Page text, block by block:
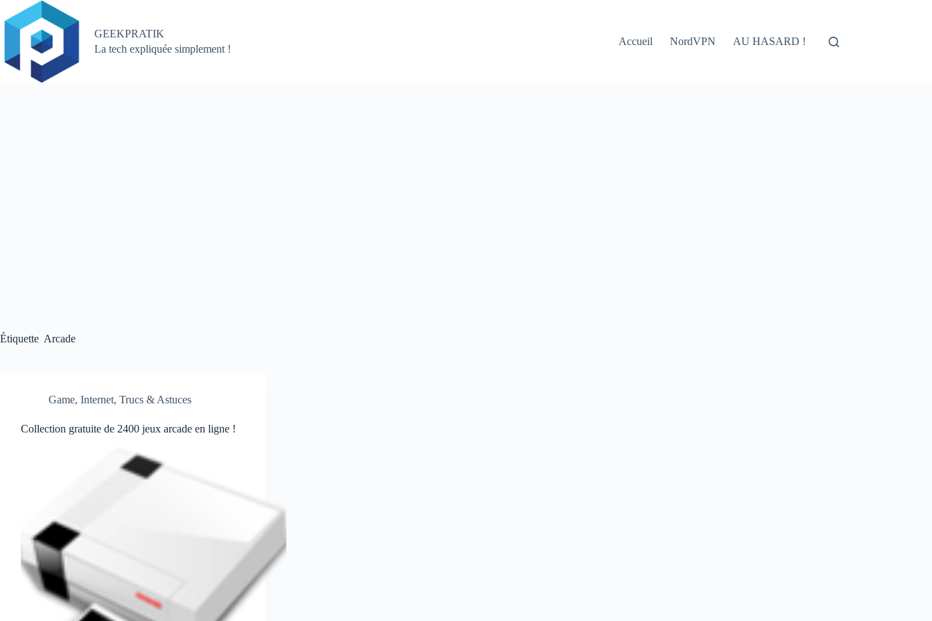
au
contenu
GEEKPRATIK
La tech expliquée simplement !
Accueil NordVPN AU HASARD !
Étiquette Arcade
Game, Internet, Trucs & Astuces
Collection gratuite de 2400 jeux arcade en ligne !